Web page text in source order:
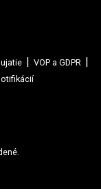
VOP a GDPR